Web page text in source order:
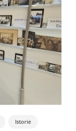
Istorie